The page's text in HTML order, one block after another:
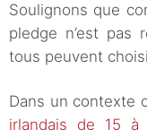
Soulignons que
pledge n’est pas
tous peuvent
Dans un contexte
irlandais de 15 à